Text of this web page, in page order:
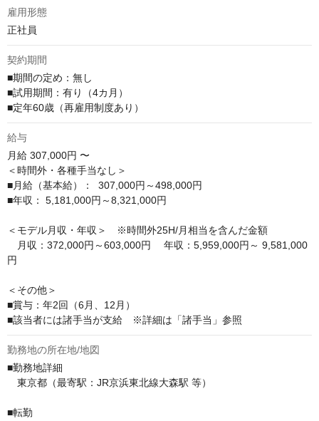
雇用形態
正社員
契約期間
■期間の定め：無し
■試用期間：有り（4カ月）
■定年60歳（再雇用制度あり）
給与
月給 307,000円 〜
＜時間外・各種手当なし＞
■月給（基本給）：  307,000円～498,000円
■年収： 5,181,000円～8,321,000円
＜モデル月収・年収＞　※時間外25H/月相当を含んだ金額
月収：372,000円～603,000円 　年収：5,959,000円～ 9,581,000
円
＜その他＞
■賞与：年2回（6月、12月）
■該当者には諸手当が支給　※詳細は「諸手当」参照
勤務地の所在地/地図
■勤務地詳細
東京都（最寄駅：JR京浜東北線大森駅 等）
■転勤